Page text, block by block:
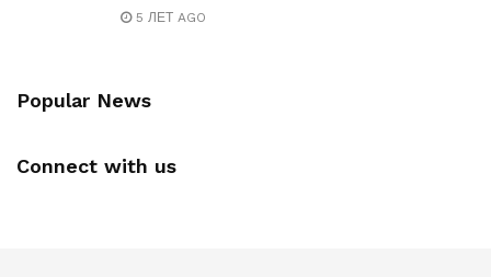
5 ЛЕТ AGO
Popular News
Connect with us